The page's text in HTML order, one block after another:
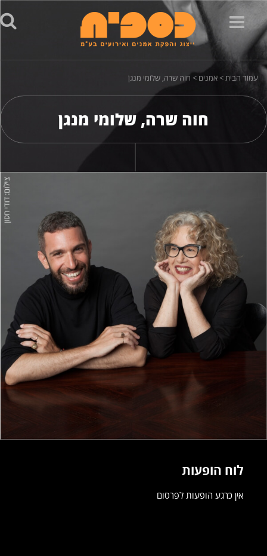
Toggle
navigation
עמוד הבית>אמנים> חוה שרה, שלומי מנגן
חוה שרה, שלומי מנגן
לוח הופעות
אין כרגע הופעות לפרסום